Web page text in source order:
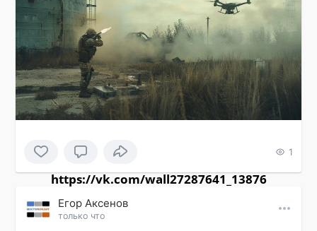
1
https://vk.com/wall27287641_13876
Εгор Αксенов
только что